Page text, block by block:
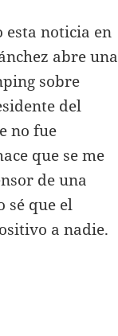
esta noticia en
abre una
sobre
del
no fue
que se me
de una
sé que el
a nadie.